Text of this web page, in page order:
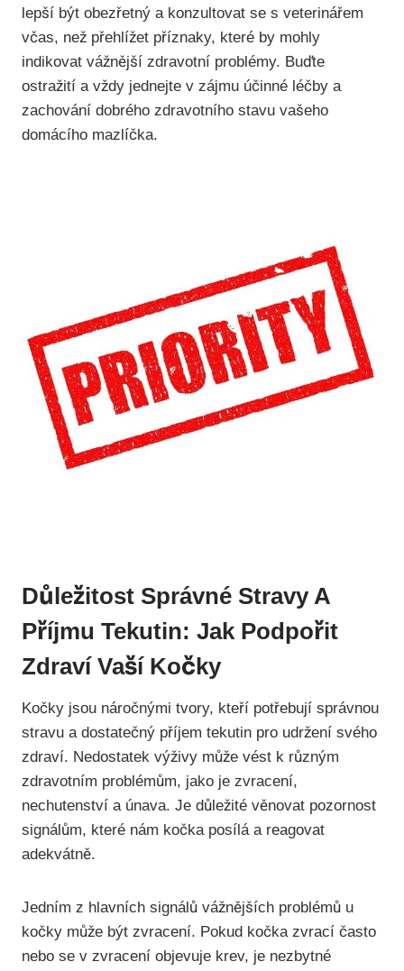
lepší být obezřetný a konzultovat se s veterinářem
včas, než přehlížet příznaky, které by mohly
indikovat vážnější zdravotní problémy. Buďte
ostražití a vždy jednejte v zájmu účinné léčby a
zachování dobrého zdravotního stavu vašeho
domácího mazlíčka.
Důležitost Správné Stravy A
Příjmu Tekutin: Jak Podpořit
Zdraví Vaší Kočky
Kočky jsou náročnými tvory, kteří potřebují správnou
stravu a dostatečný příjem tekutin pro udržení svého
zdraví. Nedostatek výživy může vést k různým
zdravotním problémům, jako je zvracení,
nechutenství a únava. Je důležité věnovat pozornost
signálům, které nám kočka posílá a reagovat
adekvátně.
Jedním z hlavních signálů vážnějších problémů u
kočky může být zvracení. Pokud kočka zvrací často
nebo se v zvracení objevuje krev, je nezbytné